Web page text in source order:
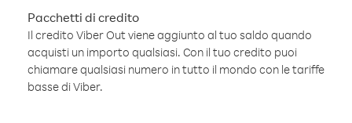
Pacchetti di credito
Il credito Viber Out viene aggiunto al tuo saldo quando
acquisti un importo qualsiasi. Con il tuo credito puoi
chiamare qualsiasi numero in tutto il mondo con le tariffe
basse di Viber.